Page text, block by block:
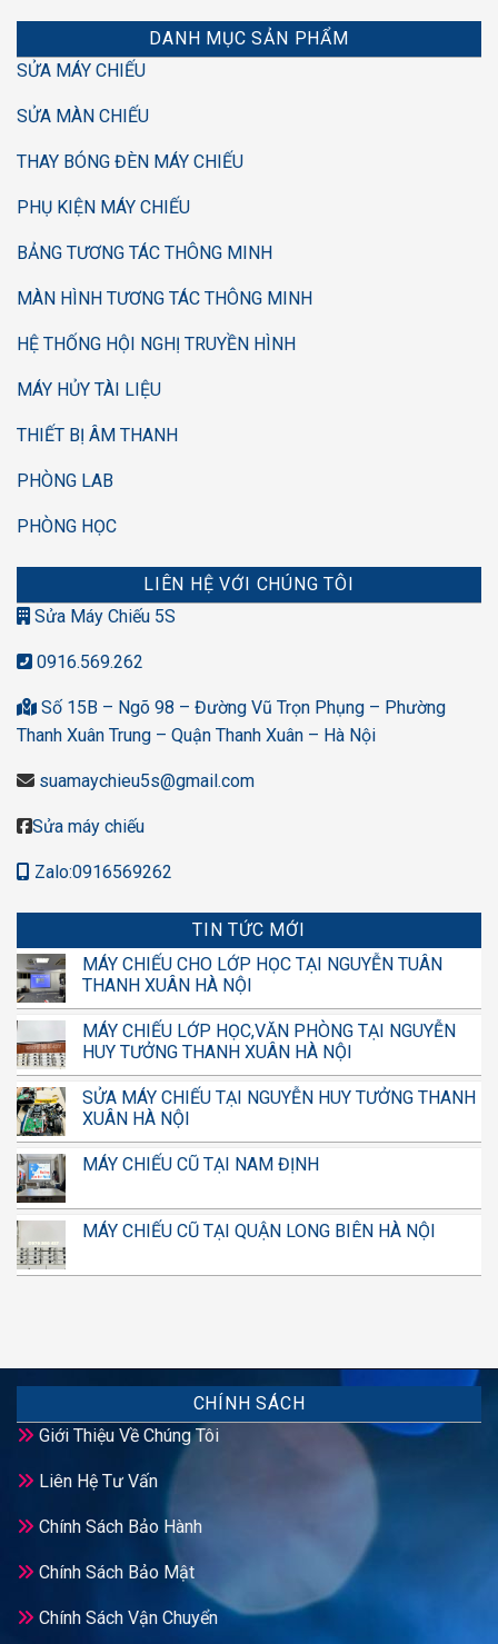
DANH MỤC SẢN PHẨM
SỬA MÁY CHIẾU
SỬA MÀN CHIẾU
THAY BÓNG ĐÈN MÁY CHIẾU
PHỤ KIỆN MÁY CHIẾU
BẢNG TƯƠNG TÁC THÔNG MINH
MÀN HÌNH TƯƠNG TÁC THÔNG MINH
HỆ THỐNG HỘI NGHỊ TRUYỀN HÌNH
MÁY HỦY TÀI LIỆU
THIẾT BỊ ÂM THANH
PHÒNG LAB
PHÒNG HỌC
LIÊN HỆ VỚI CHÚNG TÔI
Sửa Máy Chiếu 5S
0916.569.262
Số 15B – Ngõ 98 – Đường Vũ Trọn Phụng – Phường
Thanh Xuân Trung – Quận Thanh Xuân – Hà Nội
suamaychieu5s@gmail.com
Sửa máy chiếu
Zalo:0916569262
TIN TỨC MỚI
MÁY CHIẾU CHO LỚP HỌC TẠI NGUYỄN TUÂN
THANH XUÂN HÀ NỘI
MÁY CHIẾU LỚP HỌC,VĂN PHÒNG TẠI NGUYỄN
HUY TƯỞNG THANH XUÂN HÀ NỘI
SỬA MÁY CHIẾU TẠI NGUYỄN HUY TƯỞNG THANH
XUÂN HÀ NỘI
MÁY CHIẾU CŨ TẠI NAM ĐỊNH
MÁY CHIẾU CŨ TẠI QUẬN LONG BIÊN HÀ NỘI
CHÍNH SÁCH
Giới Thiệu Về Chúng Tôi
Liên Hệ Tư Vấn
Chính Sách Bảo Hành
Chính Sách Bảo Mật
Chính Sách Vận Chuyển